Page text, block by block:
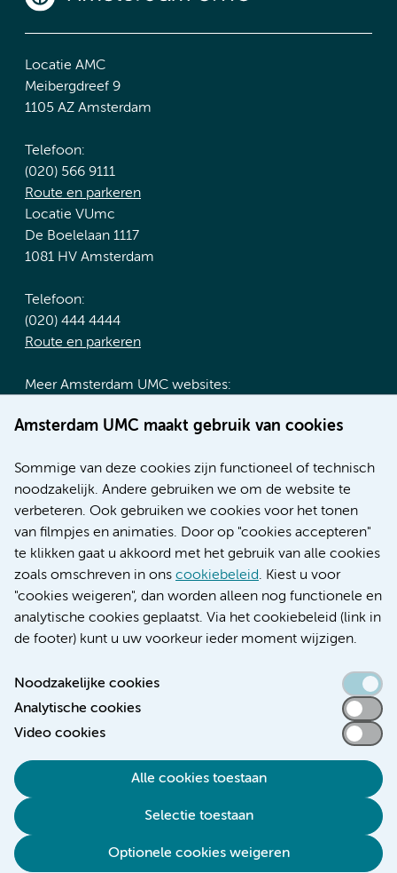
Amsterdam UMC maakt gebruik van cookies
Sommige van deze cookies zijn functioneel of technisch
noodzakelijk. Andere gebruiken we om de website te
verbeteren. Ook gebruiken we cookies voor het tonen
van filmpjes en animaties. Door op "cookies accepteren"
te klikken gaat u akkoord met het gebruik van alle cookies
zoals omschreven in ons cookiebeleid. Kiest u voor
"cookies weigeren", dan worden alleen nog functionele en
analytische cookies geplaatst. Via het cookiebeleid (link in
de footer) kunt u uw voorkeur ieder moment wijzigen.
Noodzakelijke cookies
Analytische cookies
Video cookies
Alle cookies toestaan
Selectie toestaan
Optionele cookies weigeren
Locatie AMC
Meibergdreef 9
1105 AZ Amsterdam
Telefoon:
(020) 566 9111
Route en parkeren
Locatie VUmc
De Boelelaan 1117
1081 HV Amsterdam
Telefoon:
(020) 444 4444
Route en parkeren
Meer Amsterdam UMC websites:
Werken bij Amsterdam UMC
Nieuws
Research
Educatie locatie AMC
Educatie locatie VUmc
Verwijzen & diagnostiek
Toegankelijkheidsverklaring
Responsible disclosure